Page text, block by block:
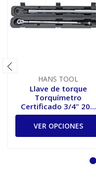
HANS TOOL
Llave de torque
Torquímetro
Certificado 3/4" 20...
VER OPCIONES